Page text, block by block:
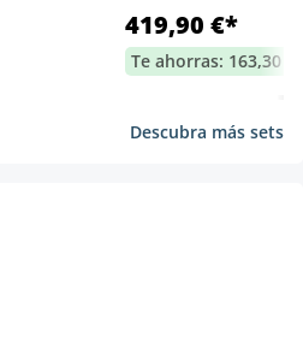
419,90 €*
Te ahorras: 163,30 €
Descubra más sets